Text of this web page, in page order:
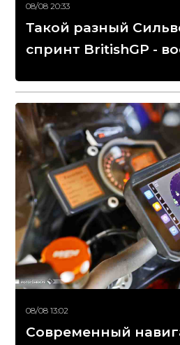
08/08 20:33
Такой разный
спринт BritishGP -
08/08 13:02
Современный